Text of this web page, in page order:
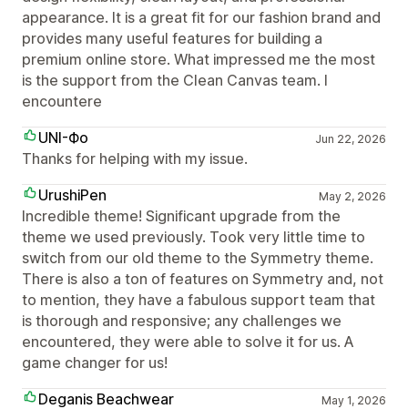
appearance. It is a great fit for our fashion brand and
provides many useful features for building a
premium online store. What impressed me the most
is the support from the Clean Canvas team. I
encountere
UNI-Фо
Jun 22, 2026
Thanks for helping with my issue.
UrushiPen
May 2, 2026
Incredible theme! Significant upgrade from the
theme we used previously. Took very little time to
switch from our old theme to the Symmetry theme.
There is also a ton of features on Symmetry and, not
to mention, they have a fabulous support team that
is thorough and responsive; any challenges we
encountered, they were able to solve it for us. A
game changer for us!
Deganis Beachwear
May 1, 2026